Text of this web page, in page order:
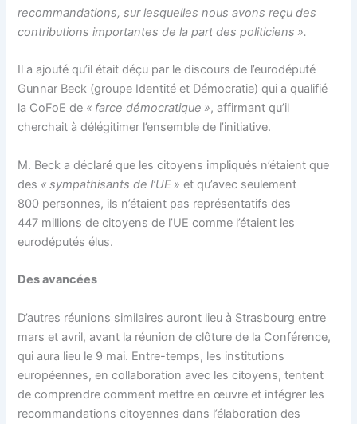
recommandations, sur lesquelles nous avons reçu des
contributions importantes de la part des politiciens ».
Il a ajouté qu’il était déçu par le discours de l’eurodéputé
Gunnar Beck (groupe Identité et Démocratie) qui a qualifié
la CoFoE de « farce démocratique », affirmant qu’il
cherchait à délégitimer l’ensemble de l’initiative.
M. Beck a déclaré que les citoyens impliqués n’étaient que
des « sympathisants de l’UE » et qu’avec seulement
800 personnes, ils n’étaient pas représentatifs des
447 millions de citoyens de l’UE comme l’étaient les
eurodéputés élus.
Des avancées
D’autres réunions similaires auront lieu à Strasbourg entre
mars et avril, avant la réunion de clôture de la Conférence,
qui aura lieu le 9 mai. Entre-temps, les institutions
européennes, en collaboration avec les citoyens, tentent
de comprendre comment mettre en œuvre et intégrer les
recommandations citoyennes dans l’élaboration des